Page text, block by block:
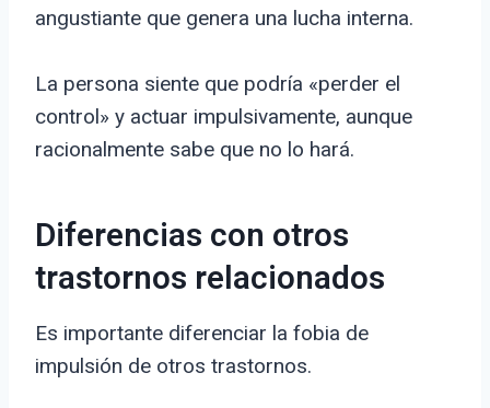
angustiante que genera una lucha interna.
La persona siente que podría «perder el
control» y actuar impulsivamente, aunque
racionalmente sabe que no lo hará.
Diferencias con otros
trastornos relacionados
Es importante diferenciar la fobia de
impulsión de otros trastornos.